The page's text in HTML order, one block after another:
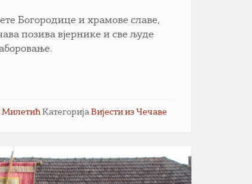
Богородице и храмове славе,
позива вјернике и све људе
Милетић КатегоријаВијести из Чечаве